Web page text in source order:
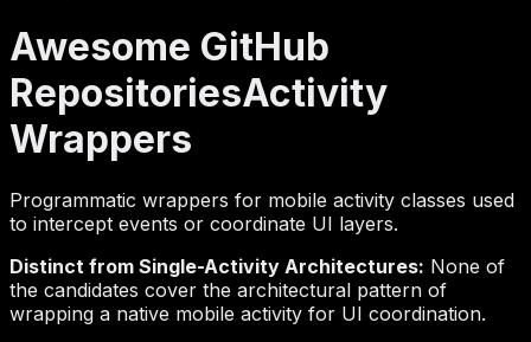
Awesome GitHub
RepositoriesActivity
Wrappers
Programmatic wrappers for mobile activity classes used
to intercept events or coordinate UI layers.
Distinct from Single-Activity Architectures: None of
the candidates cover the architectural pattern of
wrapping a native mobile activity for UI coordination.